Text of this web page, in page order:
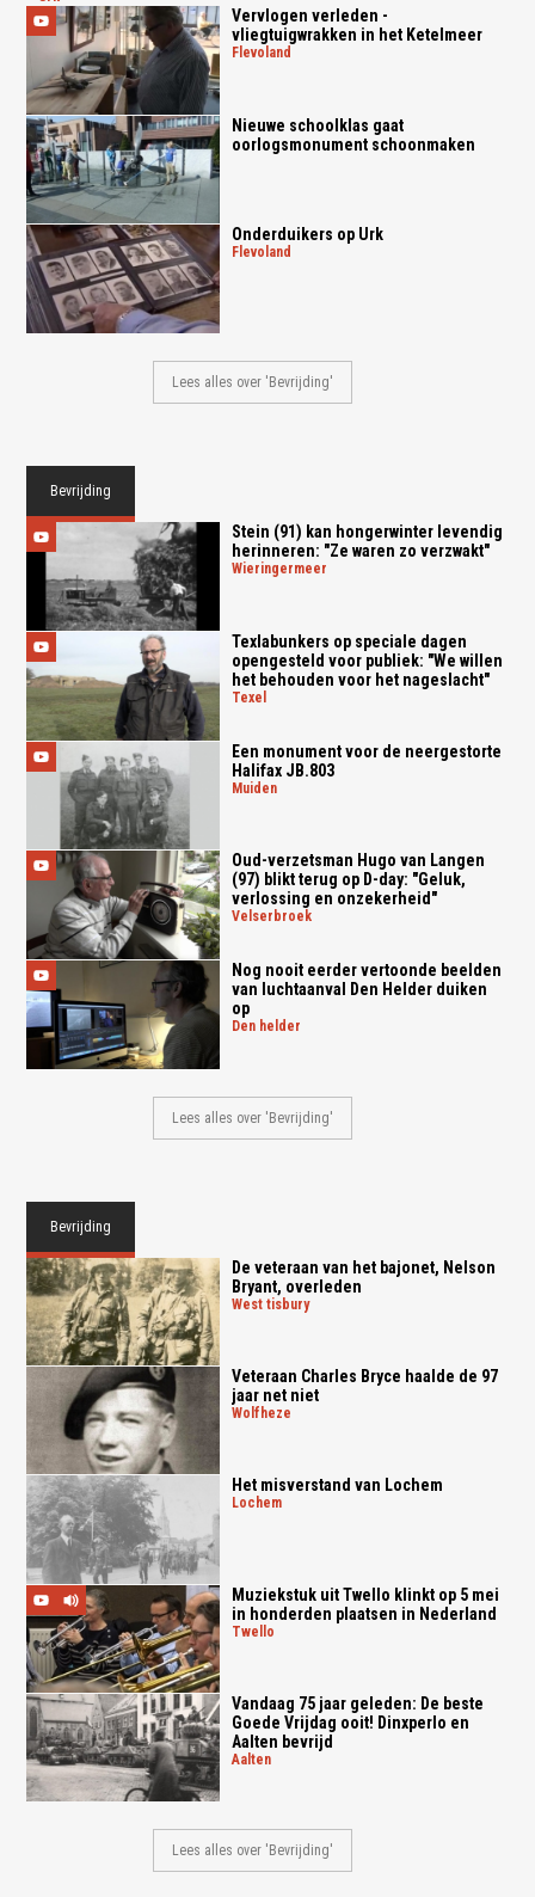
Vervlogen verleden -
vliegtuigwrakken in het Ketelmeer
flevoland
Nieuwe schoolklas gaat
oorlogsmonument schoonmaken
Onderduikers op Urk
flevoland
Lees alles over 'Bevrijding'
Bevrijding
Stein (91) kan hongerwinter levendig
herinneren: "Ze waren zo verzwakt"
wieringermeer
Texlabunkers op speciale dagen
opengesteld voor publiek: "We willen
het behouden voor het nageslacht"
texel
Een monument voor de neergestorte
Halifax JB.803
muiden
Oud-verzetsman Hugo van Langen
(97) blikt terug op D-day: "Geluk,
verlossing en onzekerheid"
velserbroek
Nog nooit eerder vertoonde beelden
van luchtaanval Den Helder duiken
op
den helder
Lees alles over 'Bevrijding'
Bevrijding
De veteraan van het bajonet, Nelson
Bryant, overleden
west tisbury
Veteraan Charles Bryce haalde de 97
jaar net niet
wolfheze
Het misverstand van Lochem
lochem
Muziekstuk uit Twello klinkt op 5 mei
in honderden plaatsen in Nederland
twello
Vandaag 75 jaar geleden: De beste
Goede Vrijdag ooit! Dinxperlo en
Aalten bevrijd
aalten
Lees alles over 'Bevrijding'